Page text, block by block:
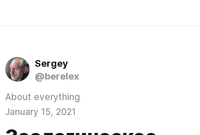
Sergey
@berelex
About everything
January 15, 2021